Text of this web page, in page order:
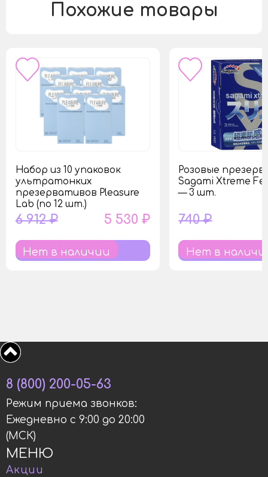
Похожие товары
Набор из 10 упаковок
ультратонких
презервативов Pleasure
Lab (по 12 шт.)
6 912 ₽ 5 530 ₽
Нет в наличии
Розовые
Sagami Xtreme
— 3 шт.
740 ₽
Нет в
МЕНЮ
Акции
8 (800) 200-05-63
Режим приема звонков:
Ежедневно с 9:00 до 20:00
(МСК)